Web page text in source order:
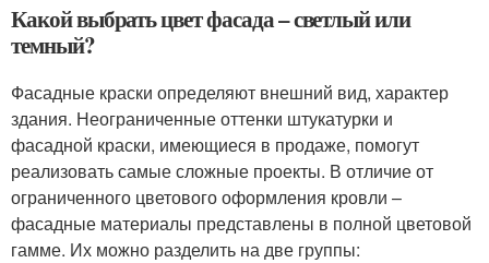
Какой выбрать цвет фасада – светлый или
темный?
Фасадные краски определяют внешний вид, характер
здания. Неограниченные оттенки штукатурки и
фасадной краски, имеющиеся в продаже, помогут
реализовать самые сложные проекты. В отличие от
ограниченного цветового оформления кровли –
фасадные материалы представлены в полной цветовой
гамме. Их можно разделить на две группы: